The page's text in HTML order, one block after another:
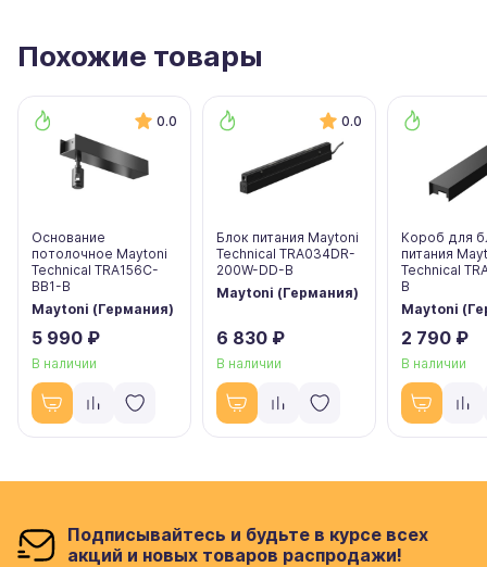
Похожие товары
0.0
Основание
потолочное Maytoni
Technical TRA156C-
BB1-B
Maytoni (Германия)
5 990 ₽
В наличии
0.0
Блок питания Maytoni
Technical TRA034DR-
200W-DD-B
Maytoni (Германия)
6 830 ₽
В наличии
Короб для
питания
Technical
B
Maytoni
2 790 ₽
В наличии
Подписывайтесь и будьте в курсе всех
акций и новых товаров распродажи!